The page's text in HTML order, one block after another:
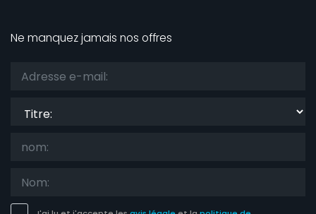
Autres
Ne manquez jamais nos offres